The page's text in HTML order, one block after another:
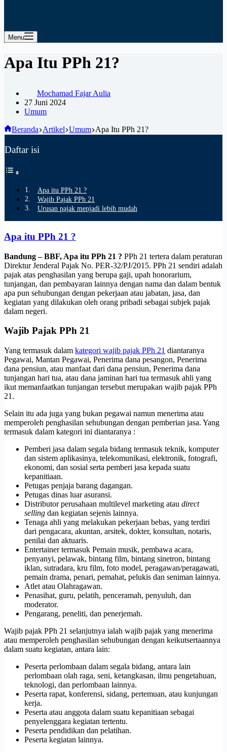
Menu
Apa Itu PPh 21?
Mochamad Fajar Aulia
27 Juni 2024
Umum
Beranda Artikel Umum Apa Itu PPh 21?
Daftar isi
Apa itu PPh 21 ?
Wajib Pajak PPh 21
Urusan pajak menjadi lebih mudah
Apa itu PPh 21 ?
Bandung – BBF, Apa itu PPh 21 ? PPh 21 tertera dalam peraturan
Direktur Jenderal Pajak No. PER-32/PJ/2015. PPh 21 sendiri adalah
pajak atas penghasilan yang berupa gaji, upah honorarium,
tunjangan, dan pembayaran lainnya dengan nama dan dalam bentuk
apa pun sehubungan dengan pekerjaan atau jabatan, jasa, dan
kegiatan yang dilakukan oleh orang pribadi sebagai subjek pajak
dalam negeri.
Wajib Pajak PPh 21
Yang termasuk dalam kategori wajib pajak PPh 21 diantaranya
Pegawai, Mantan Pegawai, Penerima dana pesangon, Penerima
dana pensiun, atau manfaat dari dana pensiun, Penerima dana
tunjangan hari tua, atau dana jaminan hari tua termasuk ahli yang
ikut memanfaatkan tunjangan tersebut merupakan wajib pajak PPh
21.
Selain itu ada juga yang bukan pegawai namun menerima atau
memperoleh penghasilan sehubungan dengan pemberian jasa. Yang
termasuk dalam kategori ini diantaranya :
Pemberi jasa dalam segala bidang termasuk teknik, komputer
dan sistem aplikasinya, telekomunikasi, elektronik, fotografi,
ekonomi, dan sosial serta pemberi jasa kepada suatu
kepanitiaan.
Petugas penjaja barang dagangan.
Petugas dinas luar asuransi.
Distributor perusahaan multilevel marketing atau direct
selling dan kegiatan sejenis lainnya.
Tenaga ahli yang melakukan pekerjaan bebas, yang terdiri
dari pengacara, akuntan, arsitek, dokter, konsultan, notaris,
penilai dan aktuaris.
Entertainer termasuk Pemain musik, pembawa acara,
penyanyi, pelawak, bintang film, bintang sinetron, bintang
iklan, sutradara, kru film, foto model, peragawan/peragawati,
pemain drama, penari, pemahat, pelukis dan seniman lainnya.
Atlet atau Olahragawan.
Penasihat, guru, pelatih, penceramah, penyuluh, dan
moderator.
Pengarang, peneliti, dan penerjemah.
Wajib pajak PPh 21 selanjutnya ialah wajib pajak yang menerima
atau memperoleh penghasilan sehubungan dengan keikutsertaannya
dalam suatu kegiatan, antara lain:
Peserta perlombaan dalam segala bidang, antara lain
perlombaan olah raga, seni, ketangkasan, ilmu pengetahuan,
teknologi, dan perlombaan lainnya.
Peserta rapat, konferensi, sidang, pertemuan, atau kunjungan
kerja.
Peserta atau anggota dalam suatu kepanitiaan sebagai
penyelenggara kegiatan tertentu.
Peserta pendidikan dan pelatihan.
Peserta kegiatan lainnya.